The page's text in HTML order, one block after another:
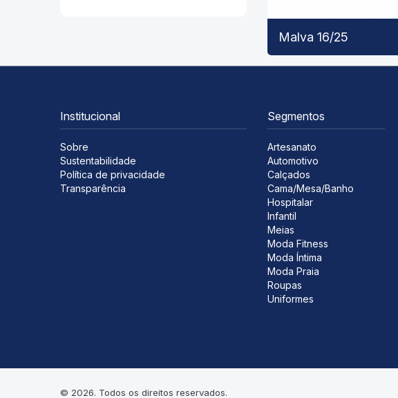
Malva 16/25
Institucional
Sobre
Sustentabilidade
Política de privacidade
Transparência
Segmentos
Artesanato
Automotivo
Calçados
Cama/Mesa/Banho
Hospitalar
Infantil
Meias
Moda Fitness
Moda Íntima
Moda Praia
Roupas
Uniformes
© 2026. Todos os direitos reservados.